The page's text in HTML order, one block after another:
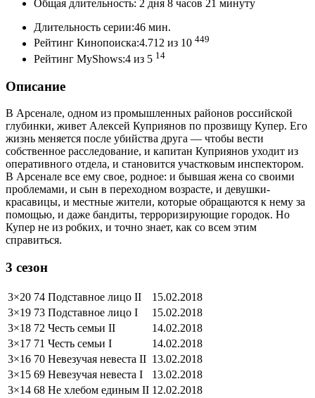
Общая длительность: 2 дня 8 часов 21 минуту
Длительность серии:46 мин.
Рейтинг Кинопоиска:4.712 из 10 449
Рейтинг MyShows:4 из 5 14
Описание
В Арсенале, одном из промышленных районов российской
глубинки, живет Алексей Куприянов по прозвищу Купер. Его
жизнь меняется после убийства друга — чтобы вести
собственное расследование, и капитан Куприянов уходит из
оперативного отдела, и становится участковым инспектором.
В Арсенале все ему свое, родное: и бывшая жена со своими
проблемами, и сын в переходном возрасте, и девушки-
красавицы, и местные жители, которые обращаются к нему за
помощью, и даже бандиты, терроризирующие городок. Но
Купер не из робких, и точно знает, как со всем этим
справиться.
3 сезон
3×20 74 Подставное лицо II
15.02.2018
3×19 73 Подставное лицо I
15.02.2018
3×18 72 Честь семьи II
14.02.2018
3×17 71 Честь семьи I
14.02.2018
3×16 70 Невезучая невеста II 13.02.2018
3×15 69 Невезучая невеста I
13.02.2018
3×14 68 Не хлебом единым II 12.02.2018